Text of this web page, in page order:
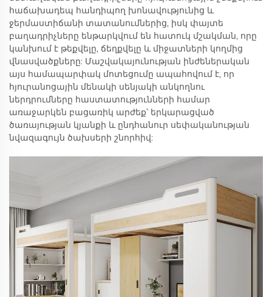
հաճախադեպ հանդիպող խոնավությունից և
ջերմաստիճանի տատանումներից, իսկ փայտե
բաղադրիչները ենթարկվում են հատուկ մշակման, որը
կանխում է թեքվելը, ճեղքվելը և միջատների կողմից
վնասվածքները: Մաշվակայունության ինժեներական
այս համապարփակ մոտեցումը ապահովում է, որ
հյուրանոցային մենակի սենյակի անկողնու
ներդրումները հաստատությունների համար
առաջարկեն բացառիկ արժեք՝ երկարացված
ծառայության կյանքի և ընդհանուր սեփականության
նվազագույն ծախսերի շնորհիվ: